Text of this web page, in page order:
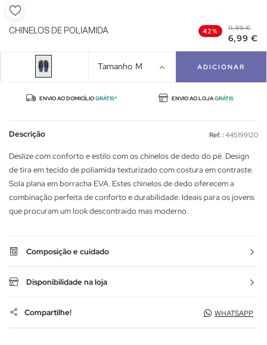
CHINELOS DE POLIAMIDA 42% 11,99 €
6,99 €
Tamanho M ADICIONAR
ENVIO AO DOMICÍLIOGRÁTIS* ENVIO AO LOJAGRÁTIS
Descrição Ref. : 445199120
Deslize com conforto e estilo com os chinelos de dedo do pé. Design
de tira em tecido de poliamida texturizado com costura em contraste.
Sola plana em borracha EVA. Estes chinelos de dedo oferecem a
combinação perfeita de conforto e durabilidade. Ideais para os jovens
que procuram um look descontraído mas moderno.
Composição e cuidado
Disponibilidade na loja
Compartilhe! WHATSAPP